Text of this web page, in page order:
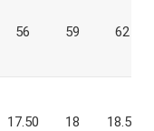
56 59 62
17.50 18 18.50